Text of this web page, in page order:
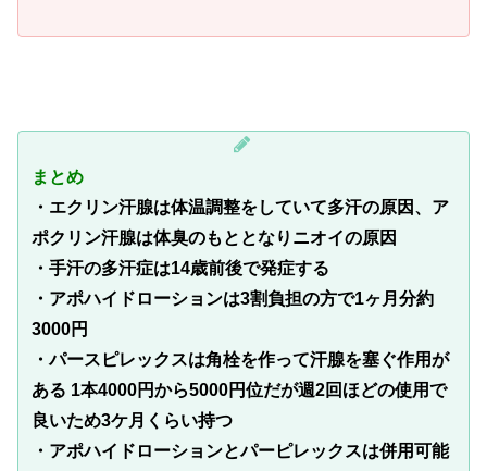
まとめ
・エクリン汗腺は体温調整をしていて多汗の原因、ア
ポクリン汗腺は体臭のもととなりニオイの原因
・手汗の多汗症は14歳前後で発症する
・アポハイドローションは3割負担の方で1ヶ月分約
3000円
・パースピレックスは角栓を作って汗腺を塞ぐ作用が
ある 1本4000円から5000円位だが週2回ほどの使用で
良いため3ケ月くらい持つ
・アポハイドローションとパーピレックスは併用可能